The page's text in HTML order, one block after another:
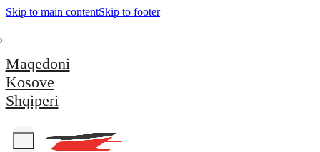
Skip to main contentSkip to footer
Maqedoni
Kosove
Shqiperi